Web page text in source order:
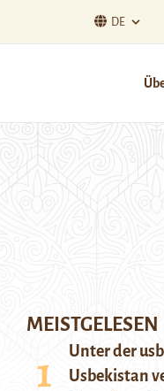
DE
MEISTGELESEN
Unter der
Usbekistan